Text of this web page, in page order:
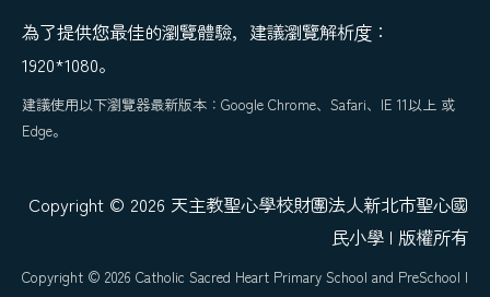
為了提供您最佳的瀏覽體驗，建議瀏覽解析度：
1920*1080。
建議使用以下瀏覽器最新版本：Google Chrome、Safari、IE 11以上 或
Edge。
Copyright © 2026 天主教聖心學校財團法人新北市聖心國
民小學 | 版權所有
Copyright © 2026 Catholic Sacred Heart Primary School and PreSchool |